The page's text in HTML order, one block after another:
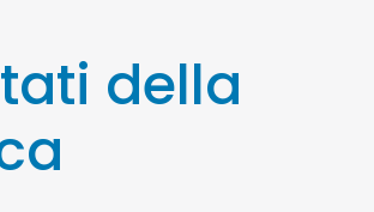
della